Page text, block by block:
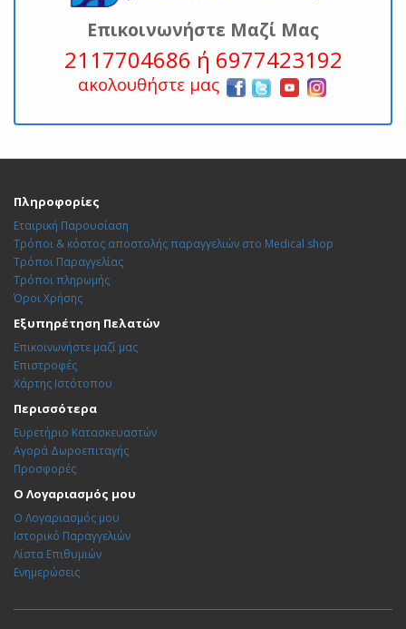
Επικοινωνήστε Μαζί Μας
2117704686 ή 6977423192
ακολουθήστε μας
Πληροφορίες
Εταιρική Παρουσίαση
Τρόποι & κόστος αποστολής παραγγελιών στο Medical shop
Τρόποι Παραγγελίας
Τρόποι πληρωμής
Όροι Χρήσης
Εξυπηρέτηση Πελατών
Επικοινωνήστε μαζί μας
Επιστροφές
Χάρτης Ιστότοπου
Περισσότερα
Ευρετήριο Κατασκευαστών
Αγορά Δωροεπιταγής
Προσφορές
Ο Λογαριασμός μου
Ο Λογαριασμός μου
Ιστορικό Παραγγελιών
Λίστα Επιθυμιών
Ενημερώσεις